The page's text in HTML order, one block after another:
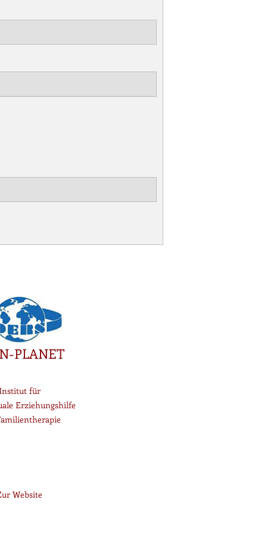
PLANET
für
Erziehungshilfe
Website